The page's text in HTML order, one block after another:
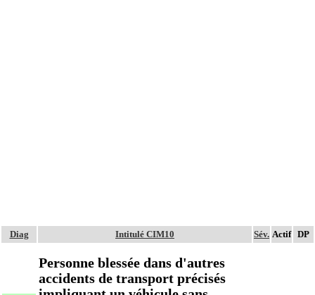
Diag Intitulé CIM10 Sév. Actif DP
Personne blessée dans d'autres
accidents de transport précisés